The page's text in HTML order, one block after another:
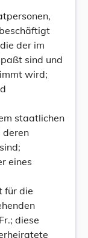
der im
sind und
wird;
staatlichen
deren
eines
für die
diese